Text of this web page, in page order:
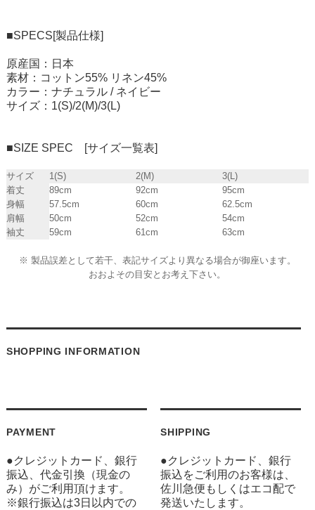
■SPECS[製品仕様]
原産国：日本
素材：コットン55% リネン45%
カラー：ナチュラル / ネイビー
サイズ：1(S)/2(M)/3(L)
■SIZE SPEC [サイズ一覧表]
サイズ 1(S) 2(M)
3(L)
着丈
89cm 92cm
95cm
身幅
57.5cm 60cm
62.5cm
肩幅
50cm 52cm
54cm
袖丈
59cm 61cm 63cm
※ 製品誤差として若干、表記サイズより異なる場合が御座います。
おおよその目安とお考え下さい。
SHOPPING INFORMATION
PAYMENT
●クレジットカード、銀行
振込、代金引換（現金の
み）がご利用頂けます。
※銀行振込は3日以内での
SHIPPING
●クレジットカード、銀行
振込をご利用のお客様は、
佐川急便もしくはエコ配で
発送いたします。